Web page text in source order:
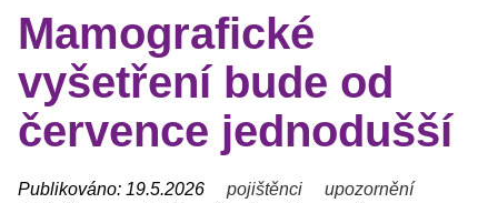
Mamografické
vyšetření bude od
července jednodušší
Publikováno: 19.5.2026 pojištěnci
upozornění